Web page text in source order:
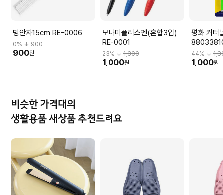
방안자15cm RE-0006
0% ↓ 900
900원
모나미플러스펜(혼합3입)
RE-0001
23% ↓1,300
1,000원
평화 커터
44% ↓
1,000원
비슷한 가격대의
생활용품 새상품 추천드려요